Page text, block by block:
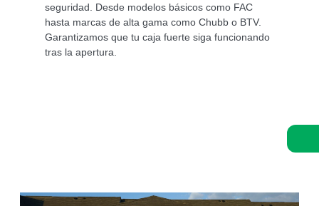
seguridad. Desde modelos básicos como FAC
hasta marcas de alta gama como Chubb o BTV.
Garantizamos que tu caja fuerte siga funcionando
tras la apertura.